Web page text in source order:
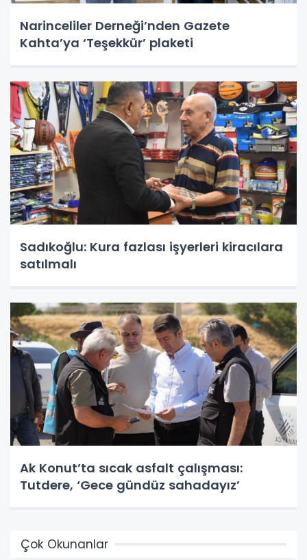
Narinceliler Derneği’nden Gazete
Kahta’ya ‘Teşekkür’ plaketi
Sadıkoğlu: Kura fazlası işyerleri kiracılara
satılmalı
Ak Konut’ta sıcak asfalt çalışması:
Tutdere, ‘Gece gündüz sahadayız’
Çok Okunanlar